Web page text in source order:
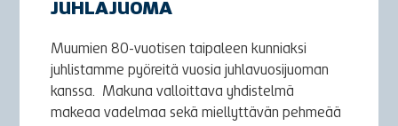
JUHLAJUOMA
Muumien 80-vuotisen taipaleen kunniaksi
juhlistamme pyöreitä vuosia juhlavuosijuoman
kanssa. Makuna valloittava yhdistelmä
makeaa vadelmaa sekä miellyttävän pehmeää